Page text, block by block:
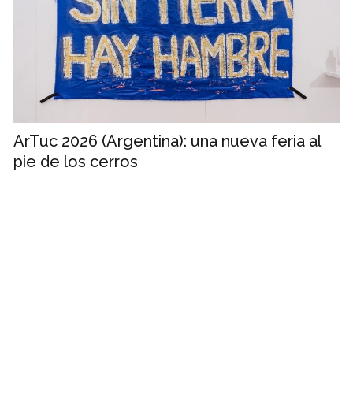
ArTuc 2026 (Argentina): una nueva feria al
pie de los cerros